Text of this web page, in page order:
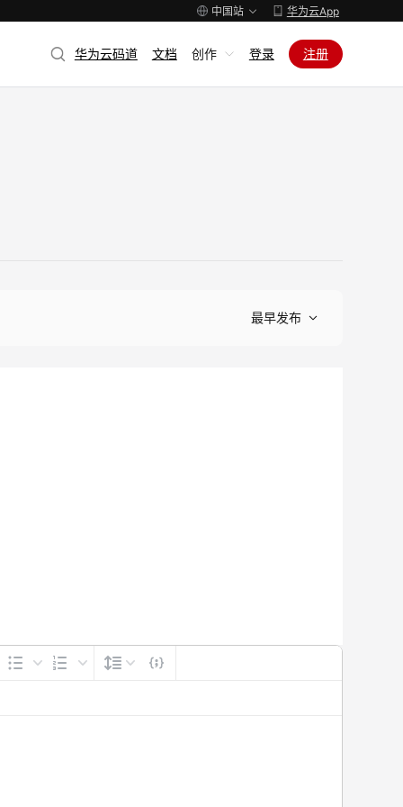
中国站 华为云App
华为云码道 文档 创作 登录 注册
最早发布